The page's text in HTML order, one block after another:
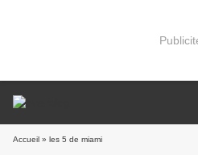
Accueil » les 5 de miami